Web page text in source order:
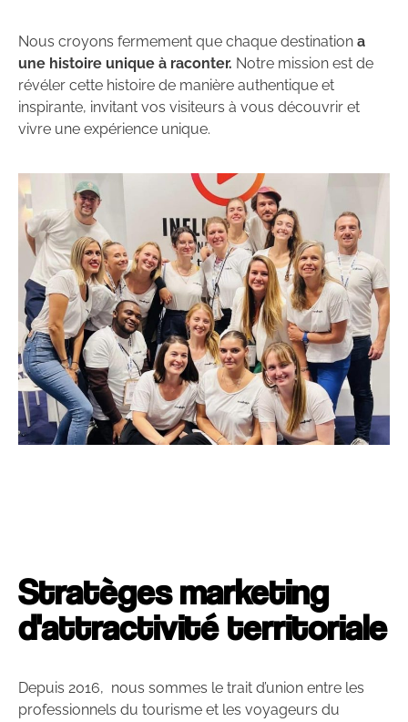
Nous croyons fermement que chaque destination a
une histoire unique à raconter. Notre mission est de
révéler cette histoire de manière authentique et
inspirante, invitant vos visiteurs à vous découvrir et
vivre une expérience unique.
Stratèges marketing
d'attractivité territoriale
Depuis 2016, nous sommes le trait d’union entre les
professionnels du tourisme et les voyageurs du